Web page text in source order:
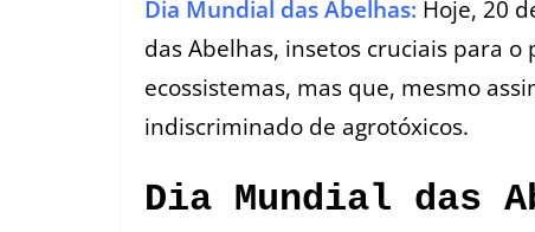
Dia Mundial das Abelhas: Hoje, 20
das Abelhas, insetos cruciais para
ecossistemas, mas que, mesmo
indiscriminado de agrotóxicos.
Dia Mundial das